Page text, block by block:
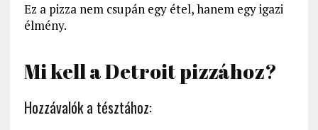
Ez a pizza nem csupán egy étel, hanem egy igazi
élmény.
Mi kell a Detroit pizzához?
Hozzávalók a tésztához: